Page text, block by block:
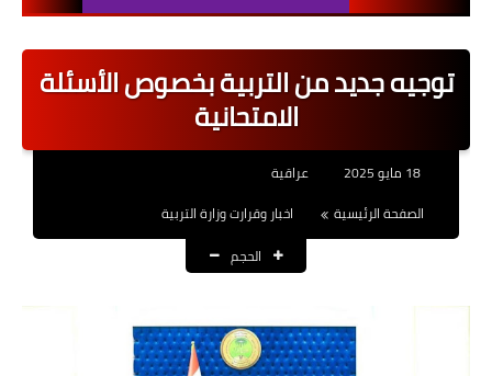
اخبار القطاع العام
اخبار القطاع الخاص
العقود والاجور اليومية
الرواتب
توجيه جديد من التربية بخصوص الأسئلة
الامتحانية
18 مايو 2025
عراقية
الصفحة الرئيسية
اخبار وقرارت وزارة التربية
الحجم